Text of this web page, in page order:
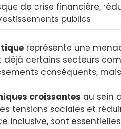
de crise financière,
publics
représente une
certains secteurs
conséquents,
croissantes au sein
tensions sociales et
inclusive, sont